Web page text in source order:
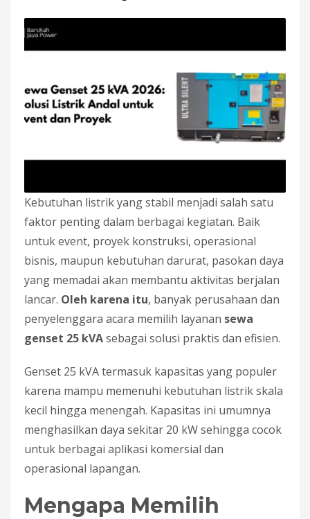
Kebutuhan listrik yang stabil menjadi salah satu
faktor penting dalam berbagai kegiatan. Baik
untuk event, proyek konstruksi, operasional
bisnis, maupun kebutuhan darurat, pasokan daya
yang memadai akan membantu aktivitas berjalan
lancar. Oleh karena itu, banyak perusahaan dan
penyelenggara acara memilih layanan sewa
genset 25 kVAsebagai solusi praktis dan efisien.
Genset 25 kVA termasuk kapasitas yang populer
karena mampu memenuhi kebutuhan listrik skala
kecil hingga menengah. Kapasitas ini umumnya
menghasilkan daya sekitar 20 kW sehingga cocok
untuk berbagai aplikasi komersial dan
operasional lapangan.
Mengapa Memilih